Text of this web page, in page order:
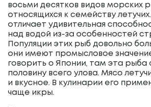
восьми десятков видов морских
относящихся к семейству
отличает удивительная
над водой из-за особенностей
Популяции этих рыб довольно
они имеют промысловое
говорить о Японии, там эта рыба
половину всего улова. Мясо
и вкусное. В кулинарии его
чаще икры.